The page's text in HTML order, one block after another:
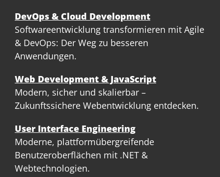
DevOps & Cloud Development
Softwareentwicklung transformieren mit Agile
& DevOps: Der Weg zu besseren
Anwendungen.
Web Development & JavaScript
Modern, sicher und skalierbar –
Zukunftssichere Webentwicklung entdecken.
User Interface Engineering
Moderne, plattformübergreifende
Benutzeroberflächen mit .NET &
Webtechnologien.